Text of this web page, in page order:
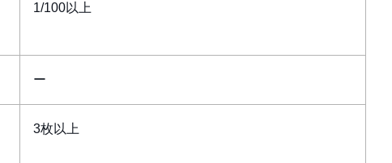
1/100以上
ー
3枚以上